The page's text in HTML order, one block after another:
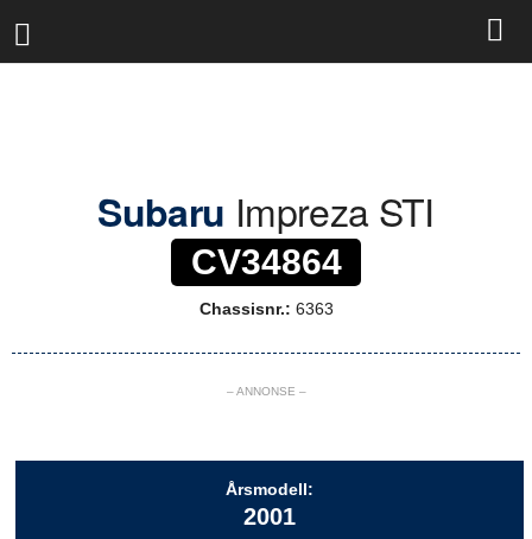
l
Subaru Impreza STI
CV34864
Chassisnr.: 6363
– ANNONSE –
Årsmodell:
2001